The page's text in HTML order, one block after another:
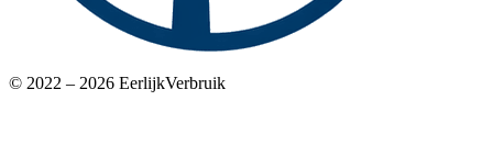
© 2022 – 2026 EerlijkVerbruik